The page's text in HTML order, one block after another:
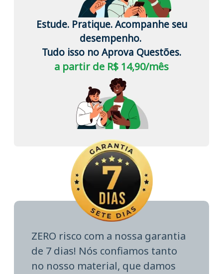
Estude. Pratique. Acompanhe seu
desempenho.
Tudo isso no Aprova Questões.
a partir de R$ 14,90/mês
ZERO risco com a nossa garantia
de 7 dias! Nós confiamos tanto
no nosso material, que damos